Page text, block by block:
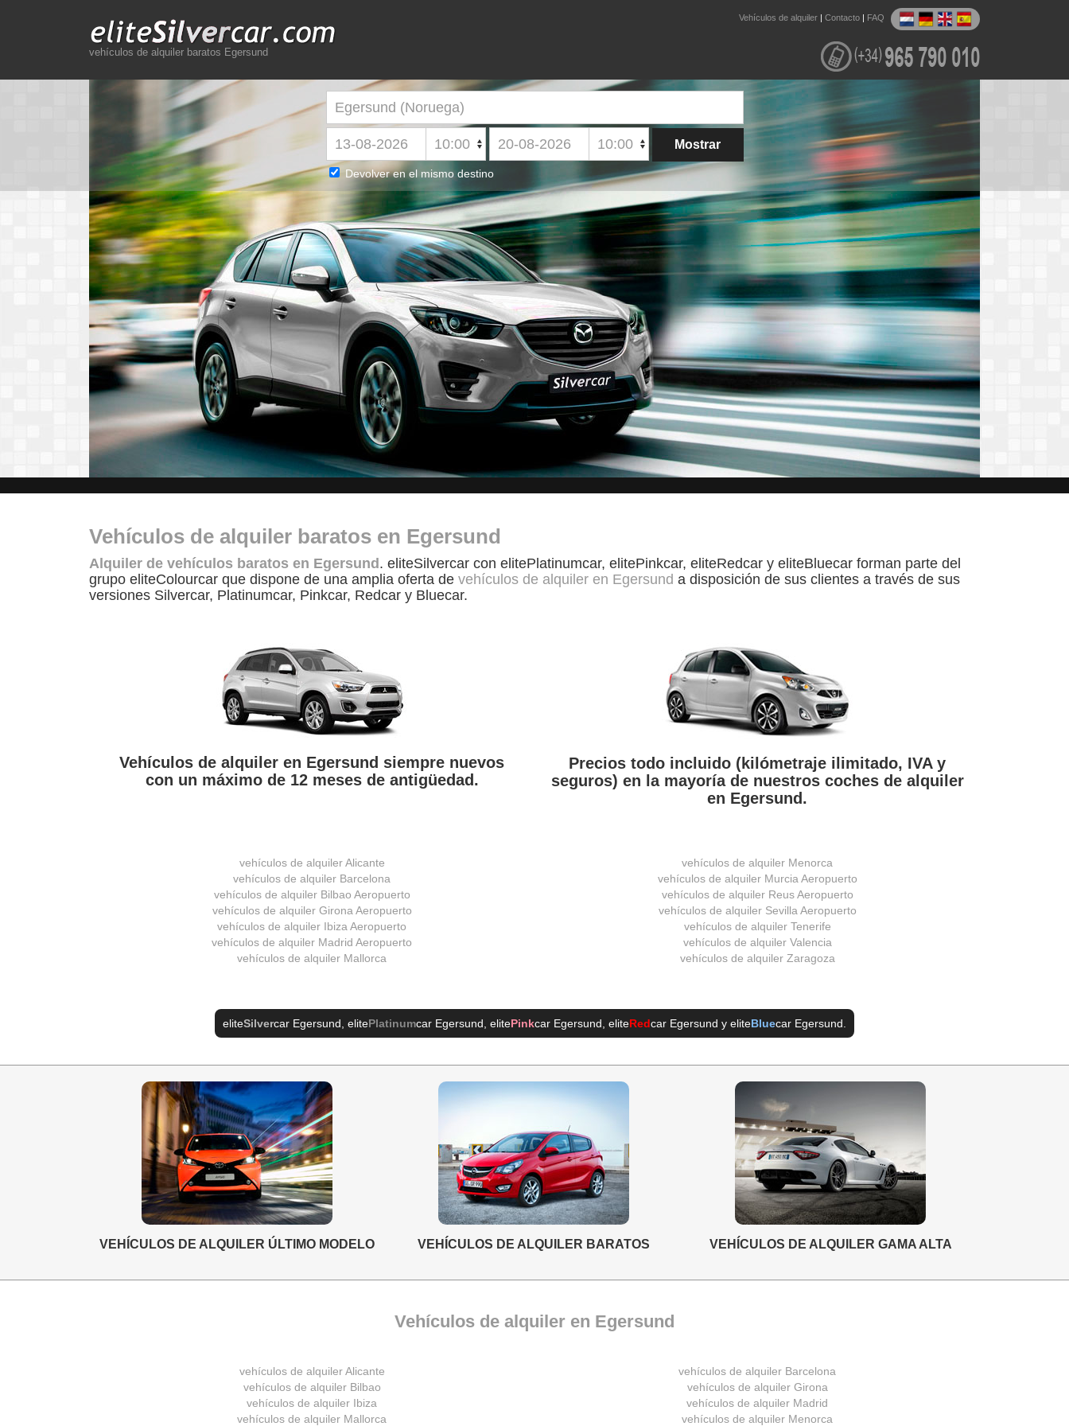
vehículos de alquiler baratos Egersund
Vehículos de alquiler | Contacto | FAQ
Vehículos de alquiler baratos en Egersund
Alquiler de vehículos baratos en Egersund . eliteSilvercar con elitePlatinumcar, elitePinkcar, eliteRedcar y eliteBluecar forman parte del
grupo eliteColourcar que dispone de una amplia oferta de vehículos de alquiler en Egersund a disposición de sus clientes a través de sus
versiones Silvercar, Platinumcar, Pinkcar, Redcar y Bluecar.
Vehículos de alquiler en Egersund siempre nuevos
con un máximo de 12 meses de antigüedad.
Precios todo incluido (kilómetraje ilimitado, IVA y
seguros) en la mayoría de nuestros coches de alquiler
en Egersund.
vehículos de alquiler Alicante
vehículos de alquiler Barcelona
vehículos de alquiler Bilbao Aeropuerto
vehículos de alquiler Girona Aeropuerto
vehículos de alquiler Ibiza Aeropuerto
vehículos de alquiler Madrid Aeropuerto
vehículos de alquiler Mallorca
vehículos de alquiler Menorca
vehículos de alquiler Murcia Aeropuerto
vehículos de alquiler Reus Aeropuerto
vehículos de alquiler Sevilla Aeropuerto
vehículos de alquiler Tenerife
vehículos de alquiler Valencia
vehículos de alquiler Zaragoza
eliteSilvercar Egersund , elitePlatinumcar Egersund , elitePinkcar Egersund , eliteRedcar Egersund y eliteBluecar Egersund
VEHÍCULOS DE ALQUILER ÚLTIMO MODELO VEHÍCULOS DE ALQUILER BARATOS VEHÍCULOS DE ALQUILER GAMA ALTA
Vehículos de alquiler en Egersund
vehículos de alquiler Alicante
vehículos de alquiler Barcelona
vehículos de alquiler Bilbao
vehículos de alquiler Girona
vehículos de alquiler Ibiza
vehículos de alquiler Madrid
vehículos de alquiler Mallorca
vehículos de alquiler Menorca
Devolver en el mismo destino